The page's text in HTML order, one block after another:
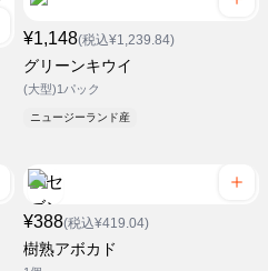
¥1,148(税込¥1,239.84)
グリーンキウイ
(大型)1パック
ニュージーランド産
¥388(税込¥419.04)
樹熟アボカド